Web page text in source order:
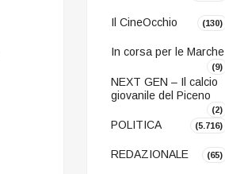
Il CineOcchio (130)
In corsa per le Marche
(9)
NEXT GEN – Il calcio
giovanile del Piceno
(2)
POLITICA (5.716)
REDAZIONALE (65)